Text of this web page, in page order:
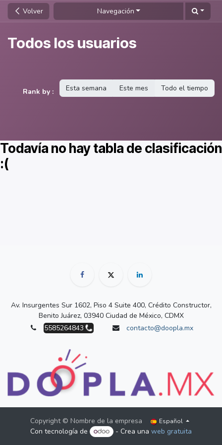
Ir al contenido
Volver Navegación
Todos los usuarios
Rank by : Esta semana Este mes Todo el tiempo
Todavía no hay tabla de clasificación
:(
Av. Insurgentes Sur 1602, Piso 4 Suite 400, Crédito Constructor,
Benito Juárez, 03940 Ciudad de México, CDMX
5585264843
contacto@doopla.mx
Copyright © Nombre de la empresa Español
Con tecnología de - Crea unaweb gratuita